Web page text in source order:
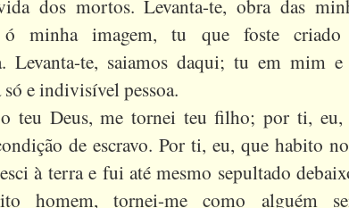
dos mortos. Levanta-te, obra das
ó minha imagem, tu que foste
Levanta-te, saiamos daqui; tu em mim
e indivisível pessoa.
teu Deus, me tornei teu filho; por ti, eu,
de escravo. Por ti, eu, que habito
à terra e fui até mesmo sepultado
homem, tornei-me como alguém